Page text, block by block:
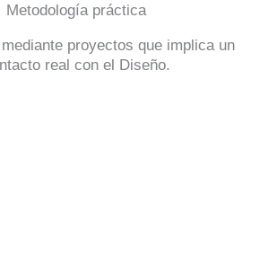
Metodología práctica
proyectos que implica un
real con el Diseño.